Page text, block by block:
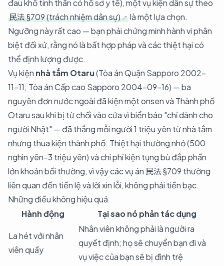
đau khổ tinh thần có hồ sơ y tế), một vụ kiện dân sự theo
民法 §709 (trách nhiệm dân sự)
là một lựa chọn.
Ngưỡng này rất cao — bạn phải chứng minh hành vi phân
biệt đối xử, rằng nó là bất hợp pháp và các thiệt hại có
thể định lượng được.
Vụ kiện nhà tắm Otaru(Tòa án Quận Sapporo 2002-
11-11; Tòa án Cấp cao Sapporo 2004-09-16) — ba
nguyên đơn nước ngoài đã kiện một onsen và Thành phố
Otaru sau khi bị từ chối vào cửa vì biển báo "chỉ dành cho
người Nhật" — đã thắng mỗi người 1 triệu yên từ nhà tắm
nhưng thua kiện thành phố. Thiệt hại thường nhỏ (500
nghìn yên–3 triệu yên) và chi phí kiện tụng bù đắp phần
lớn khoản bồi thường, vì vậy các vụ án 民法 §709 thường
liên quan đến tiền lệ và lời xin lỗi, không phải tiền bạc.
Những điều không hiệu quả
Hành động
Tại sao nó phản tác dụng
La hét với nhân
viên quầy
Nhân viên không phải là người ra
quyết định; họ sẽ chuyển bạn đi và
vụ việc của bạn sẽ bị đình trệ